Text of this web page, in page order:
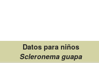
Datos para niños
Scleronema guapa